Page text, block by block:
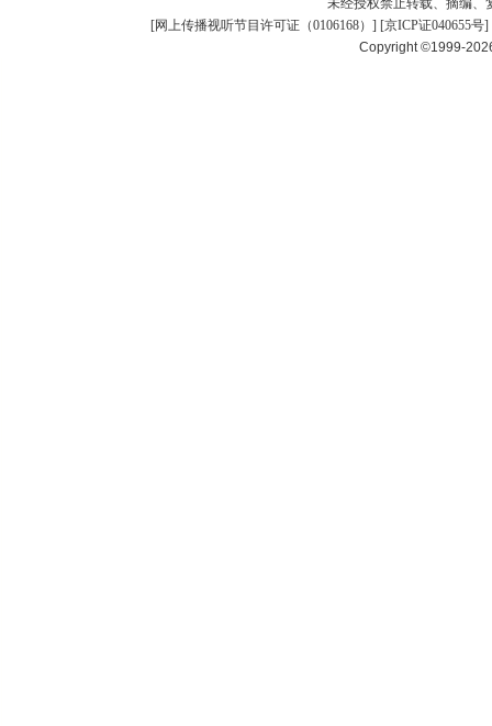
未经授权禁止转载、摘编、
[网上传播视听节目许可证（0106168） ] [京ICP证040655号]
Copyright ©1999-